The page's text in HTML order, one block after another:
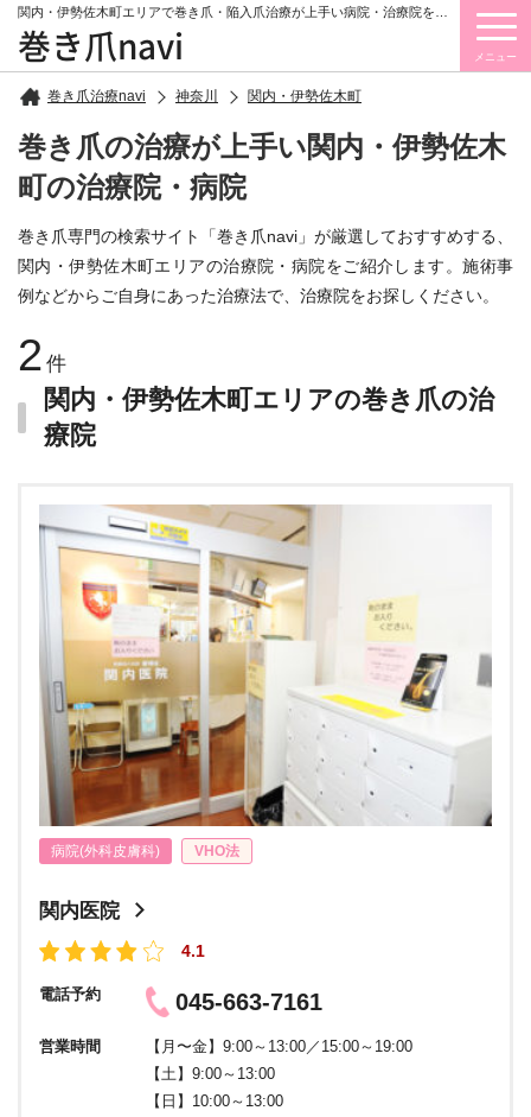
巻き爪navi
巻き爪治療navi 神奈川 関内・伊勢佐木町
巻き爪の治療が上手い関内・伊勢佐木
町の治療院・病院
巻き爪専門の検索サイト「巻き爪navi」が厳選しておすすめする、
関内・伊勢佐木町エリアの治療院・病院をご紹介します。施術事
例などからご自身にあった治療法で、治療院をお探しください。
2 件
関内・伊勢佐木町エリアの巻き爪の治
療院
病院(外科皮膚科) VHO法
関内医院
4.1
電話予約 045-663-7161
営業時間
【月〜金】9:00～13:00／15:00～19:00
【土】9:00～13:00
【日】10:00～13:00
メニュー